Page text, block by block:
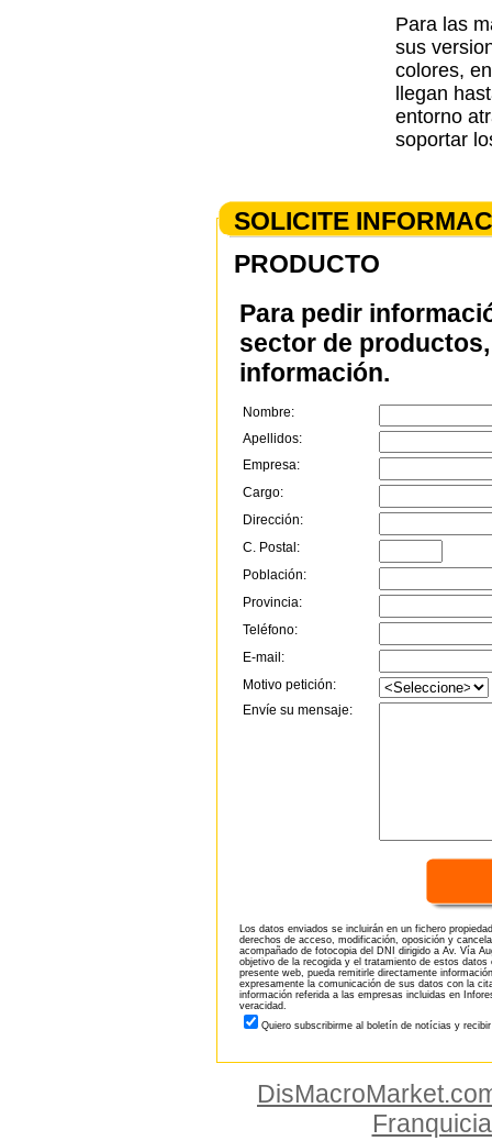
Para las
sus
colores,
llegan
entorno
soportar
SOLICITE
PRODUCTO
Para pedir
sector de
información.
Nombre:
Apellidos:
Empresa:
Cargo:
Dirección:
C. Postal:
Población:
Provincia:
Teléfono:
E-mail:
Motivo petición:
Envíe su mensaje:
Los datos enviados se incluirán en un fichero
derechos de acceso, modificación, oposición y
acompañado de fotocopia del DNI dirigido a Av. Vía
objetivo de la recogida y el tratamiento de estos
presente web, pueda remitirle directamente
expresamente la comunicación de sus datos con la
información referida a las empresas incluidas en
veracidad.
Quiero subscribirme al boletín de notícias y